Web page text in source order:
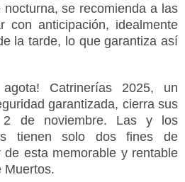
se recomienda a las
con anticipación, idealmente
la tarde, lo que garantiza así
Catrinerías 2025, un
garantizada, cierra sus
2 de noviembre. Las y los
tienen solo dos fines de
esta memorable y rentable
Muertos.